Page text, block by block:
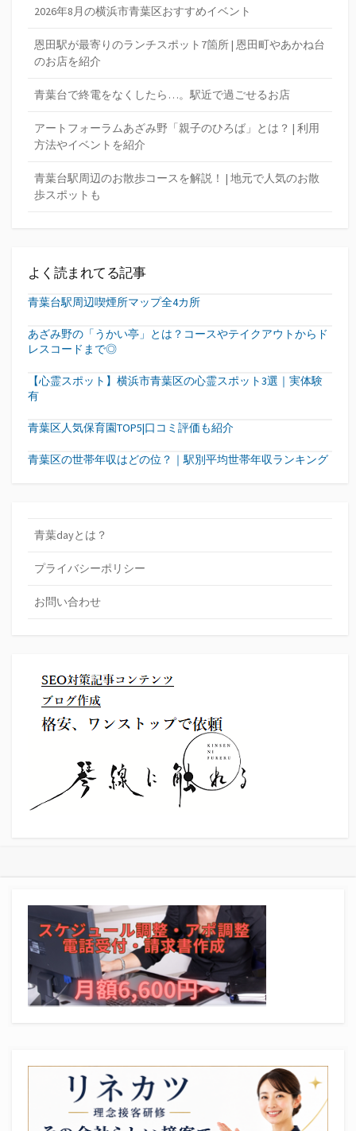
2026年8月の横浜市青葉区おすすめイベント
恩田駅が最寄りのランチスポット7箇所 | 恩田町やあかね台
のお店を紹介
青葉台で終電をなくしたら…。駅近で過ごせるお店
アートフォーラムあざみ野「親子のひろば」とは？ | 利用
方法やイベントを紹介
青葉台駅周辺のお散歩コースを解説！ | 地元で人気のお散
歩スポットも
よく読まれてる記事
青葉台駅周辺喫煙所マップ全4カ所
あざみ野の「うかい亭」とは？コースやテイクアウトからド
レスコードまで◎
【心霊スポット】横浜市青葉区の心霊スポット3選｜実体験
有
青葉区人気保育園TOP5|口コミ評価も紹介
青葉区の世帯年収はどの位？｜駅別平均世帯年収ランキング
青葉dayとは？
プライバシーポリシー
お問い合わせ